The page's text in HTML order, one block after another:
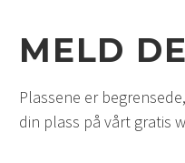
MELD
Plassene er
din plass på vårt gratis